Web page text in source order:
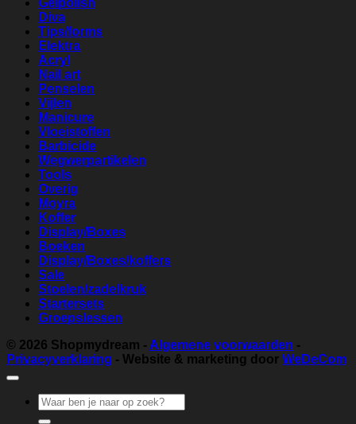
Gelpolish
Diva
Tips/forms
Elektra
Acryl
Nail art
Penselen
Vijlen
Manicure
Vloeistoffen
Barbicide
Wegwerpartikelen
Tools
Overig
Moyra
Koffer
Display/Boxes
Boeken
Display/Boxes/koffers
Sale
Stoelen/zadelkruk
Startersets
Groepslessen
© 2026 Shopmydream - Algemene voorwaarden -
Privacyverklaring - Website & marketing door WeDeCom
Zoeken
naar: